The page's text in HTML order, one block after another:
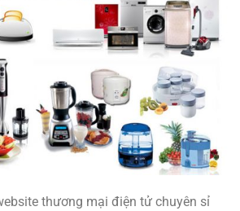
thương mại điện tử chuyên sỉ